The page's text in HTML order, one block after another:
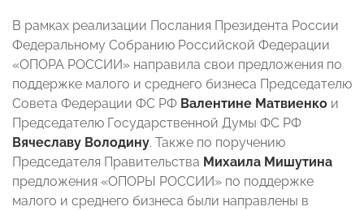
В рамках реализации Послания Президента России
Федеральному Собранию Российской Федерации
«ОПОРА РОССИИ» направила свои предложения по
поддержке малого и среднего бизнеса Председателю
Совета Федерации ФС РФ Валентине Матвиенко и
Председателю Государственной Думы ФС РФ
Вячеславу Володину. Также по поручению
Председателя Правительства Михаила Мишутина
предложения «ОПОРЫ РОССИИ» по поддержке
малого и среднего бизнеса были направлены в